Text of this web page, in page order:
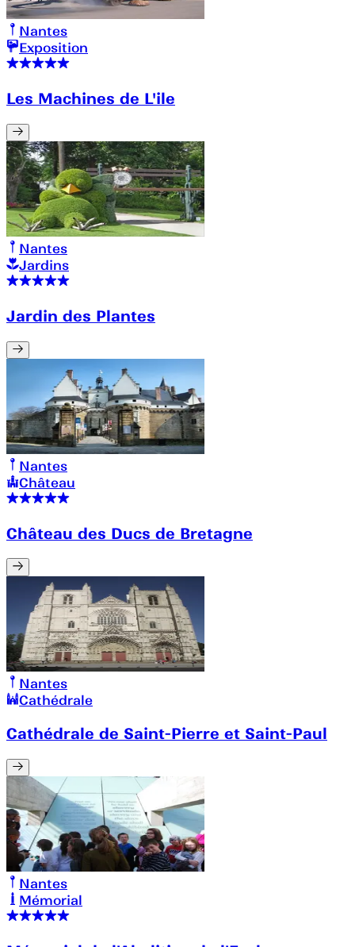
Nantes
Exposition
Les Machines de L'ile
Nantes
Jardins
Jardin des Plantes
Nantes
Château
Château des Ducs de Bretagne
Nantes
Cathédrale
Cathédrale de Saint-Pierre et Saint-Paul
Nantes
Mémorial